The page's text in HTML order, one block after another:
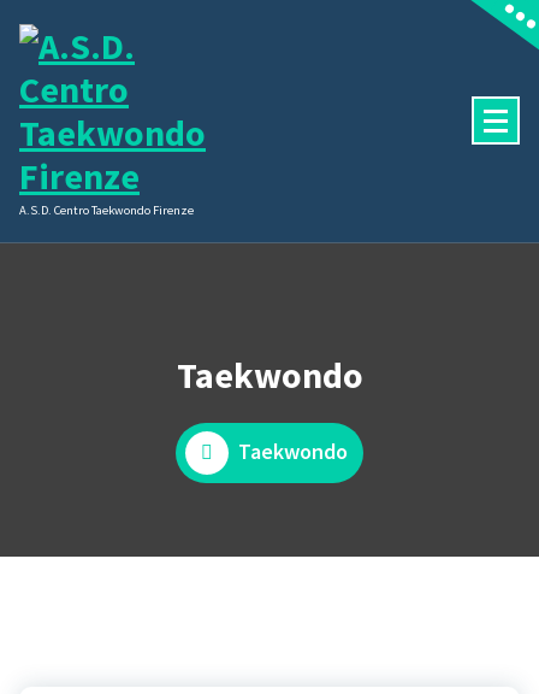
contenuto
A.S.D. Centro Taekwondo Firenze
Taekwondo
Taekwondo